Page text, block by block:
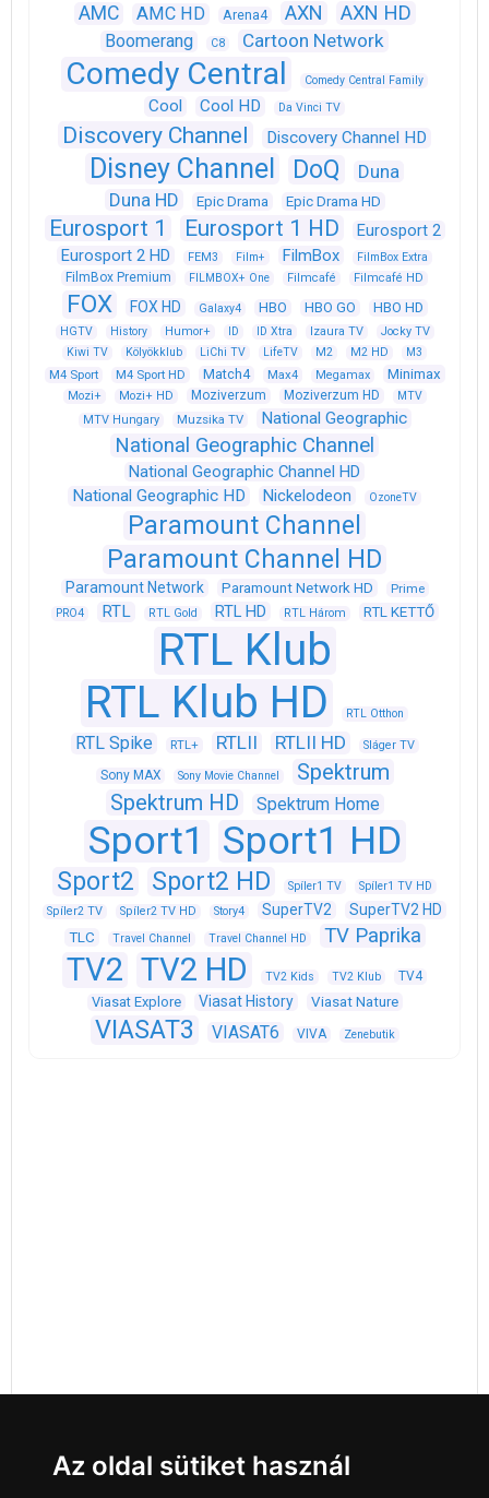
AMC AMC HD Arena4 AXN AXN HD
Boomerang C8 Cartoon Network
Comedy Central Comedy Central Family
Cool Cool HD Da Vinci TV
Discovery Channel Discovery Channel HD
Disney Channel DoQ
Duna
Duna HD
Epic Drama Epic Drama HD
Eurosport 1 Eurosport 1 HD
Eurosport 2
Eurosport 2 HD
FEM3 Film+ FilmBox FilmBox Extra
FilmBox Premium FILMBOX+ One Filmcafé Filmcafé HD
FOX FOX HD Galaxy4 HBO HBO GO HBO HD
HGTV History Humor+ ID ID Xtra Izaura TV
Jocky TV
Kiwi TV
Kölyökklub LiChi TV LifeTV M2 M2 HD M3
M4 Sport M4 Sport HD Match4 Max4 Megamax Minimax
Mozi+ Mozi+ HD Moziverzum Moziverzum HD
MTV
MTV Hungary
Muzsika TV National Geographic
National Geographic Channel
National Geographic Channel HD
National Geographic HD
Nickelodeon OzoneTV
Paramount Channel
Paramount Channel HD
Paramount Network Paramount Network HD Prime
PRO4 RTL RTL Gold RTL HD RTL Három RTL KETTŐ
RTL Klub
RTL Klub HD
RTL Otthon
RTL Spike RTL+ RTLII RTLII HD Sláger TV
Sony MAX Sony Movie Channel
Spektrum
Spektrum HD
Spektrum Home
Sport1 Sport1 HD
Sport2 Sport2 HD Spíler1 TV
Spíler1 TV HD
Spíler2 TV
Spíler2 TV HD Story4 SuperTV2 SuperTV2 HD
TLC Travel Channel Travel Channel HD TV Paprika
TV2 TV2 HD TV2 Kids TV2 Klub TV4
Viasat Explore Viasat History Viasat Nature
VIASAT3 VIASAT6 VIVA Zenebutik
Az oldal sütiket használ